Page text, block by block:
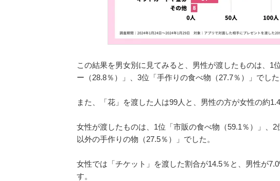
この結果を男女別に見てみると、男性が渡したものは、1
ー（28.8％）」、3位「手作りの食べ物（27.7％）」でした
また、「花」を渡した人は99人と、男性の方が女性の約
女性が渡したものは、1位「市販の食べ物（59.1％）」、
以外の手作りの物（27.5％）」でした。
女性では「チケット」を渡した割合が14.5％と、男性が
す。